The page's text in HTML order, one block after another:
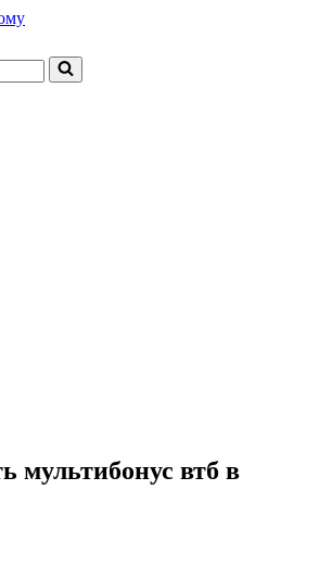
мультибонус втб в